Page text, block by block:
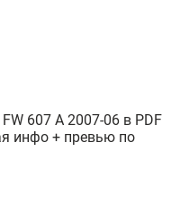
607 A 2007-06 в PDF
инфо + превью по